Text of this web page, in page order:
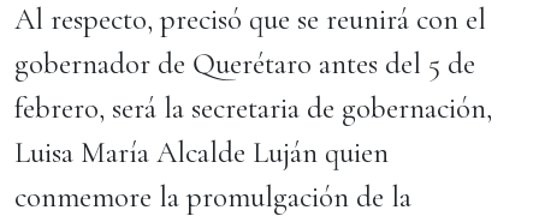
Al respecto, precisó que se reunirá con el
gobernador de Querétaro antes del 5 de
febrero, será la secretaria de gobernación,
Luisa María Alcalde Luján quien
conmemore la promulgación de la